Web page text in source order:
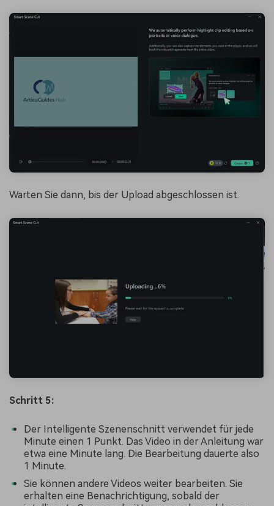
Warten Sie dann, bis der Upload abgeschlossen ist.
Schritt 5:
Der Intelligente Szenenschnitt verwendet für jede
Minute einen 1 Punkt. Das Video in der Anleitung war
etwa eine Minute lang. Die Bearbeitung dauerte also
1 Minute.
Sie können andere Videos weiter bearbeiten. Sie
erhalten eine Benachrichtigung, sobald der